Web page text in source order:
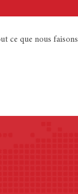
ce que nous faisons